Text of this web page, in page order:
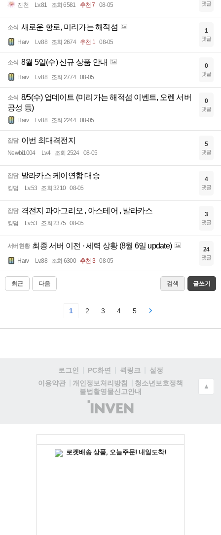
진천 Lv.81 조회 6581 추천 7 08-05 댓글
소식 새로운 항로, 미리가는 해적섬
Harv Lv.88 조회 2674 추천 1 08-05
1
댓글
소식 8월 5일(수) 신규 상품 안내
Harv Lv.88 조회 2774 08-05
0
댓글
소식 8/5(수) 업데이트 (미리가는 해적섬 이벤트, 오렌 서버
공성 등)
Harv Lv.88 조회 2244 08-05
0
댓글
잡담 이번 최대격전지
Newbi1004 Lv.4 조회 2524 08-05
5
댓글
잡담 발라카스 케이연합 대승
킹덤 Lv.53 조회 3210 08-05
4
댓글
잡담 격전지 파아그리오 , 아스테어 , 발라카스
킹덤 Lv.53 조회 2375 08-05
3
댓글
서버현황 최종 서버 이전 · 세력 상황 (8월 6일 update)
Harv Lv.88 조회 6300 추천 3 08-05
24
댓글
최근 다음 검색 글쓰기
1 2 3 4 5
로그인 PC화면 퀵링크
설정
이용약관
개인정보처리방침
청소년보호정책
불법촬영물신고안내
(주)
인
▲